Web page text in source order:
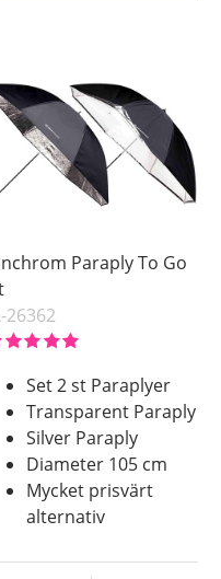
Paraply To Go
26362
Set 2 st Paraplyer
Transparent Paraply
Silver Paraply
Diameter 105 cm
Mycket prisvärt
alternativ